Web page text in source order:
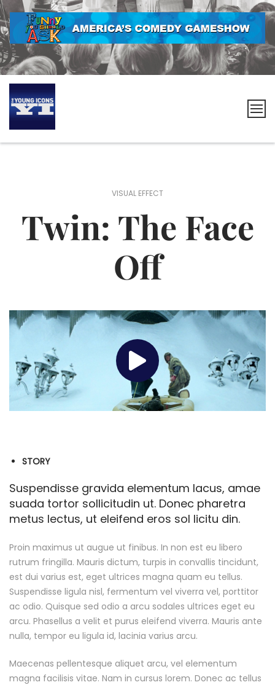
Skip
content
The
VISUAL EFFECT
Twin: The Face
Off
STORY
Suspendisse gravida elementum lacus, amae
suada tortor sollicitudin ut. Donec pharetra
metus lectus, ut eleifend eros sol licitu din.
Proin maximus ut augue ut finibus. In non est eu libero
rutrum fringilla. Mauris dictum, turpis in convallis tincidunt,
est dui varius est, eget ultrices magna quam eu tellus.
Suspendisse ligula nisl, fermentum vel viverra vel, porttitor
ac odio. Quisque sed odio a arcu sodales ultrices eget eu
arcu. Phasellus a velit et purus eleifend viverra. Mauris ante
nulla, tempor eu ligula id, lacinia varius arcu.
Maecenas pellentesque aliquet arcu, vel elementum
magna facilisis vitae. Nam in cursus lorem. Donec ac tellus